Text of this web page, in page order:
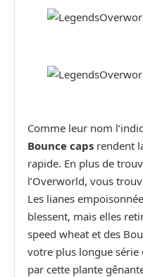
Comme leur nom
Bounce caps rendent
rapide. En plus de
l’Overworld, vous
Les lianes
blessent, mais elles
speed wheat et des
votre plus longue série
par cette plante